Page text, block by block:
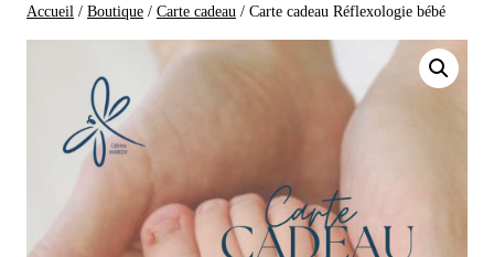
Accueil / Boutique / Carte cadeau / Carte cadeau Réflexologie bébé